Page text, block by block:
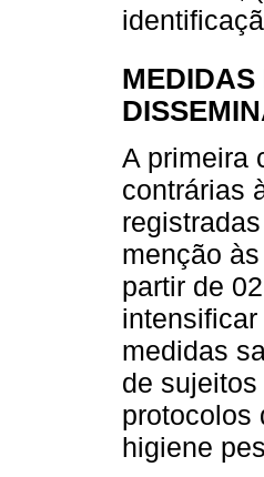
MEDIDAS
A primeira
contrárias
menção
partir de
medidas
de
protocolos
higiene